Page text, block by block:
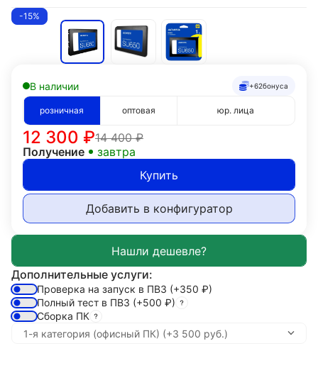
-15%
В наличии +62бонуса
розничная оптовая юр. лица
14 400₽
12 300 ₽
Получение
завтра
Купить
Добавить в конфигуратор
Дополнительные услуги:
Проверка на запуск в ПВЗ (+350 ₽)
Полный тест в ПВЗ (+500 ₽)
Сборка ПК